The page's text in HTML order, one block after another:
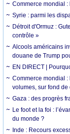
Commerce mondial
Syrie : parmi les
Détroit d'Ormuz :
contrôle »
Alcools américains
douane de Trump
EN DIRECT |
Commerce mondial
volumes, sur fond
Gaza : des progrès
Le foot et la foi :
du monde ?
Inde : Recours